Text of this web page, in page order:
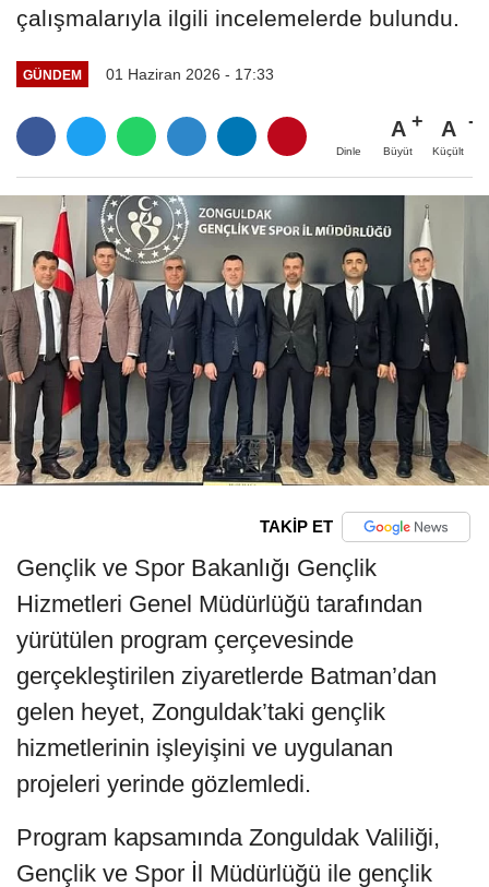
çalışmalarıyla ilgili incelemelerde bulundu.
GÜNDEM 01 Haziran 2026 - 17:33
Dinle
A
Büyüt
A
Küçült
TAKİP ET
Gençlik ve Spor Bakanlığı Gençlik
Hizmetleri Genel Müdürlüğü tarafından
yürütülen program çerçevesinde
gerçekleştirilen ziyaretlerde Batman’dan
gelen heyet, Zonguldak’taki gençlik
hizmetlerinin işleyişini ve uygulanan
projeleri yerinde gözlemledi.
Program kapsamında Zonguldak Valiliği,
Gençlik ve Spor İl Müdürlüğü ile gençlik